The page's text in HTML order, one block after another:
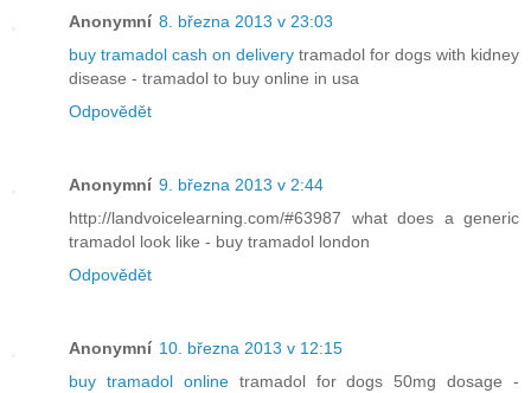
Anonymní 8. března 2013 v 23:03
buy tramadol cash on delivery tramadol for dogs with kidney
disease - tramadol to buy online in usa
Odpovědět
Anonymní 9. března 2013 v 2:44
http://landvoicelearning.com/#63987 what does a generic
tramadol look like - buy tramadol london
Odpovědět
Anonymní 10. března 2013 v 12:15
buy tramadol onlinetramadol for dogs 50mg dosage -